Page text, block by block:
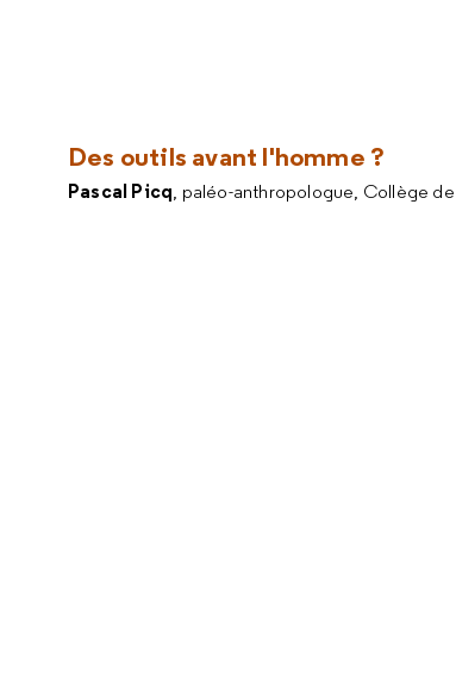
Des outils avant l'homme ?
Pascal Picq, paléo-anthropologue, Collège de